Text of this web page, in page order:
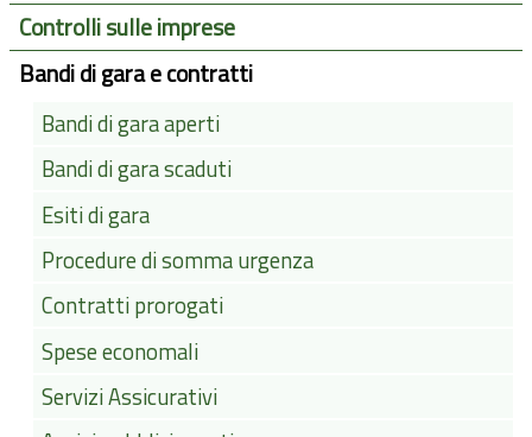
Controlli sulle imprese
Bandi di gara e contratti
Bandi di gara aperti
Bandi di gara scaduti
Esiti di gara
Procedure di somma urgenza
Contratti prorogati
Spese economali
Servizi Assicurativi